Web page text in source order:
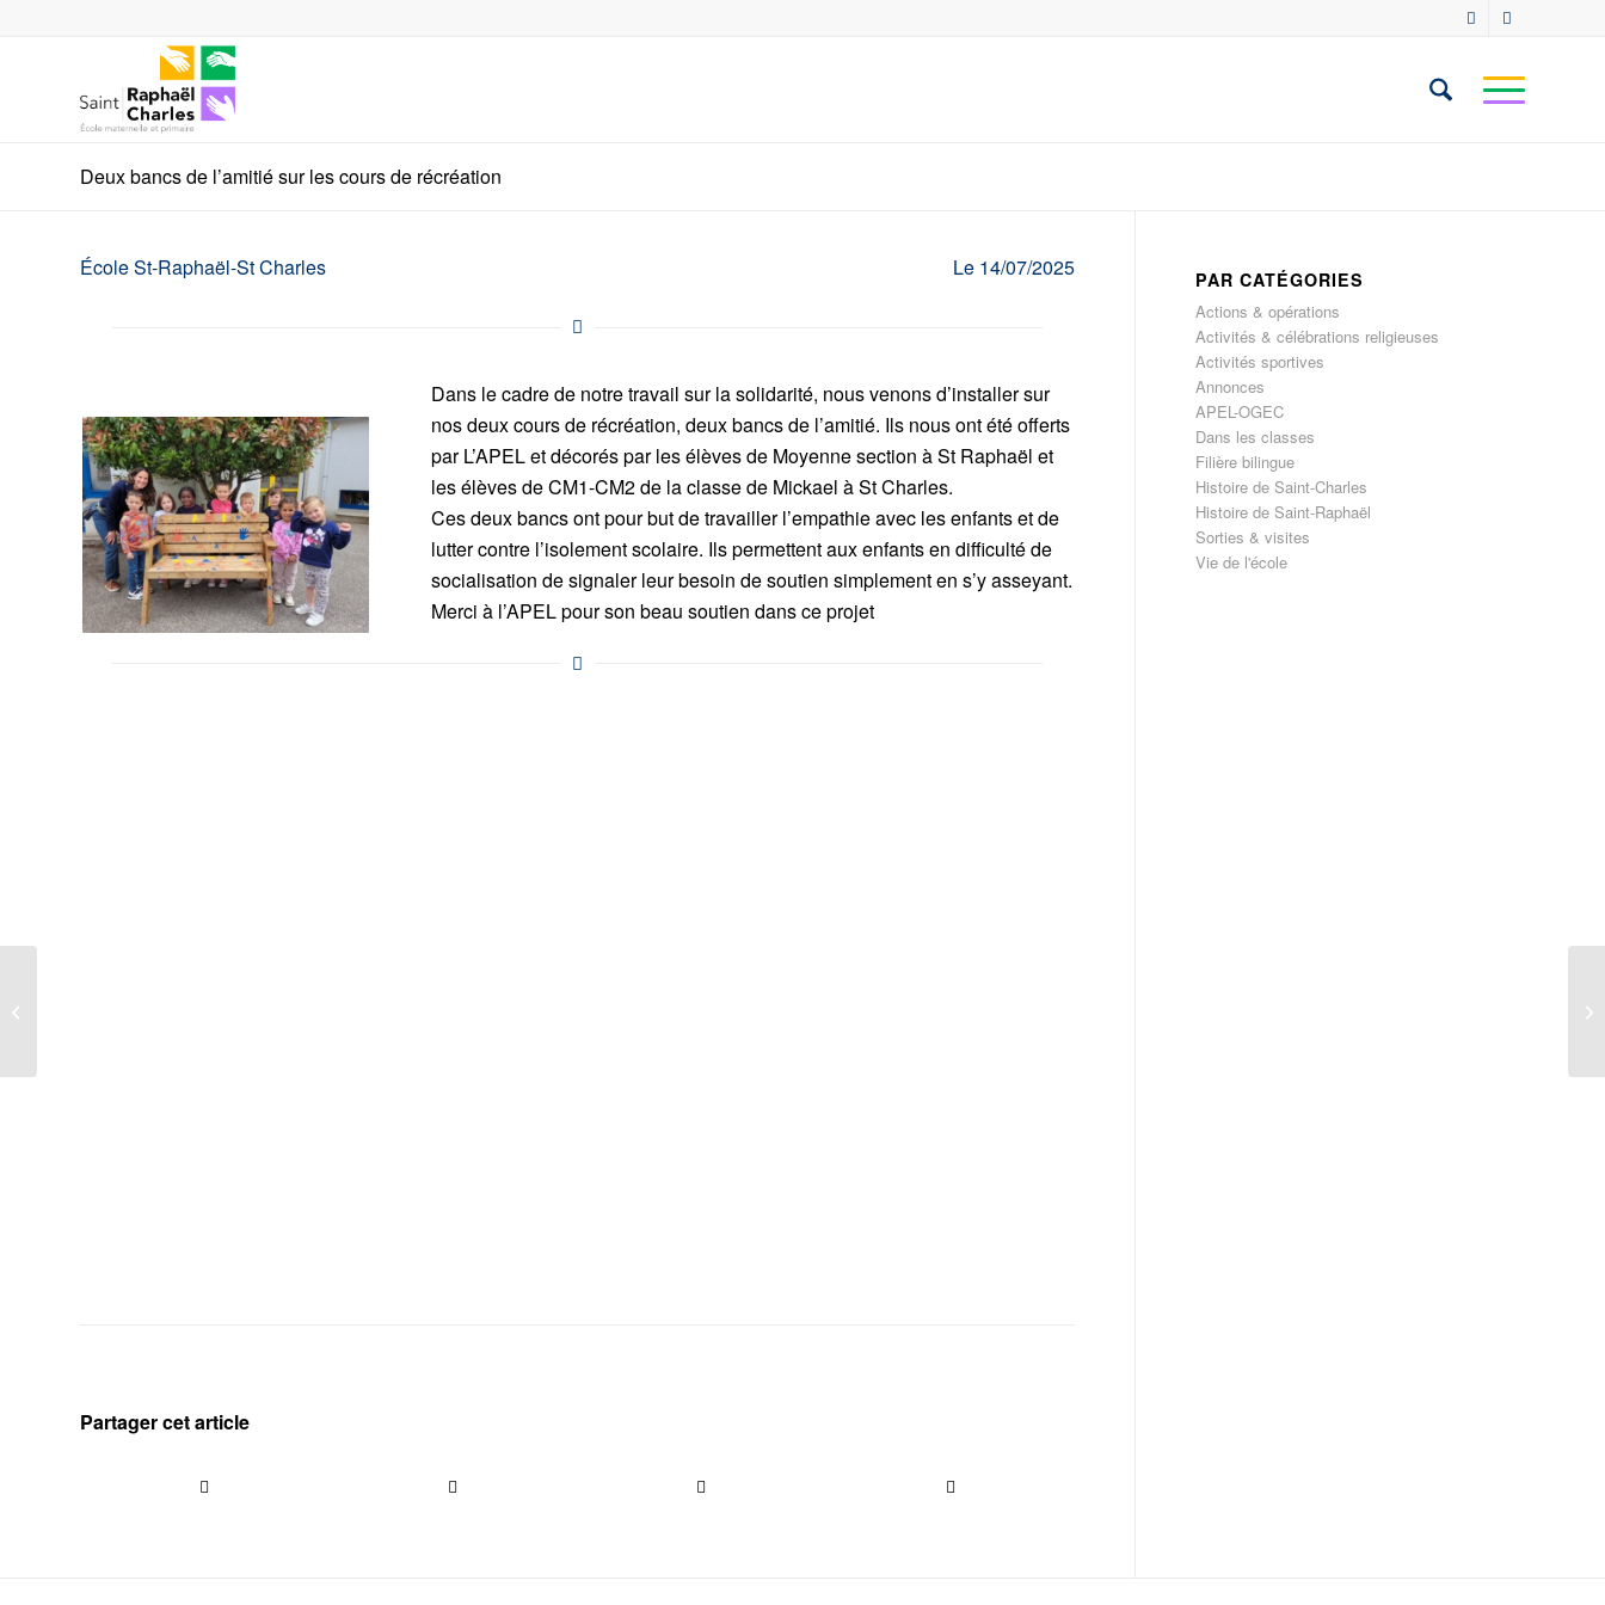
Deux bancs de l’amitié sur les cours de récréation
École St-Raphaël-St Charles Le 14/07/2025
Dans le cadre de notre travail sur la solidarité, nous venons d’installer sur
nos deux cours de récréation, deux bancs de l’amitié. Ils nous ont été offerts
par L’APEL et décorés par les élèves de Moyenne section à St Raphaël et
les élèves de CM1-CM2 de la classe de Mickael à St Charles.
Ces deux bancs ont pour but de travailler l’empathie avec les enfants et de
lutter contre l’isolement scolaire. Ils permettent aux enfants en difficulté de
socialisation de signaler leur besoin de soutien simplement en s’y asseyant.
Merci à l’APEL pour son beau soutien dans ce projet
Partager cet article
PAR CATÉGORIES
Actions & opérations
Activités & célébrations religieuses
Activités sportives
Annonces
APEL-OGEC
Dans les classes
Filière bilingue
Histoire de Saint-Charles
Histoire de Saint-Raphaël
Sorties & visites
Vie de l'école